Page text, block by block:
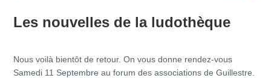
Les nouvelles de la ludothèque
Nous voilà bientôt de retour. On vous donne rendez-vous
Samedi 11 Septembre au forum des associations de Guillestre.